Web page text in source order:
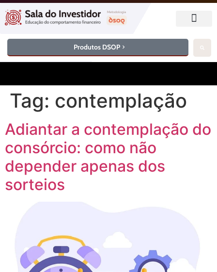
Produtos DSOP
Tag: contemplação
Adiantar a contemplação do
consórcio: como não
depender apenas dos
sorteios